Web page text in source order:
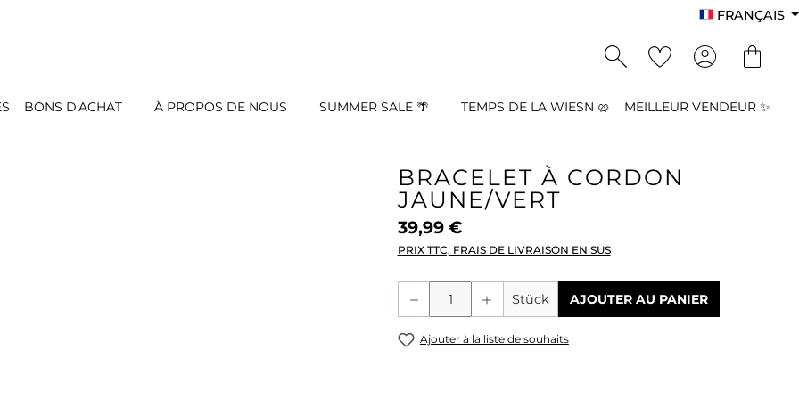
FRANÇAIS
BONS D'ACHAT À PROPOS DE NOUS SUMMER SALE 🌴 TEMPS DE LA WIESN 🥨 MEILLEUR VENDEUR ✨
BRACELET À CORDON
JAUNE/VERT
39,99 €
PRIX TTC, FRAIS DE LIVRAISON EN SUS
Quantité de produit : Entrez la
Stück AJOUTER AU PANIER
Ajouter à la liste de souhaits